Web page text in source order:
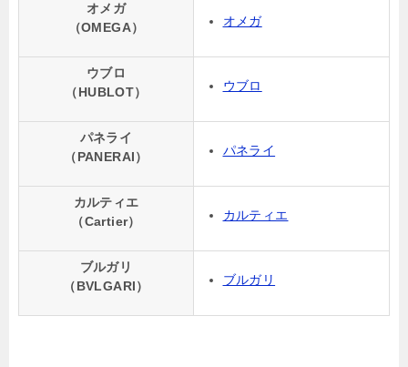
オメガ
（OMEGA）
オメガ
ウブロ
（HUBLOT）
ウブロ
パネライ
（PANERAI）
パネライ
カルティエ
（Cartier）
カルティエ
ブルガリ
（BVLGARI）
ブルガリ